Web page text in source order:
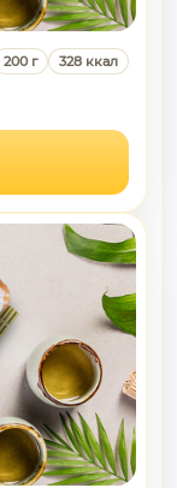
200 г 328 ккал